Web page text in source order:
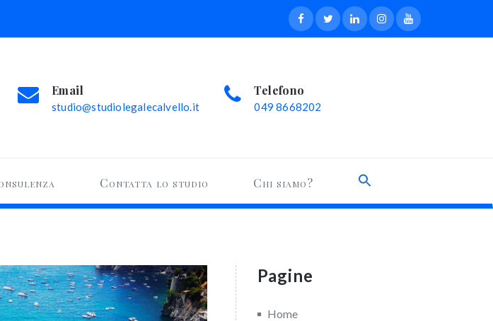
Email
studio@studiolegalecalvello.it
Telefono
049 8668202
Contatta lo studio Chi siamo?
Pagine
Home